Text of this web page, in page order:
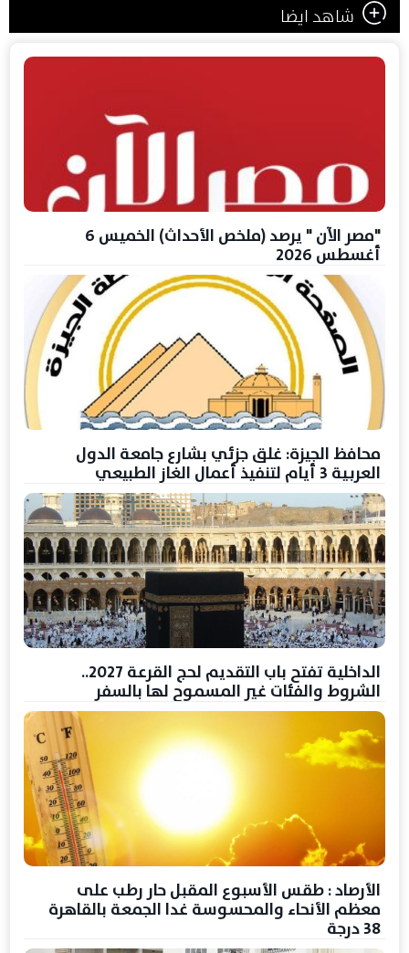
شاهد ايضا
"مصر الآن " يرصد (ملخص الأحداث) الخميس 6
أغسطس 2026
محافظ الجيزة: غلق جزئي بشارع جامعة الدول
العربية 3 أيام لتنفيذ أعمال الغاز الطبيعي
الداخلية تفتح باب التقديم لحج القرعة 2027..
الشروط والفئات غير المسموح لها بالسفر
الأرصاد : طقس الأسبوع المقبل حار رطب على
معظم الأنحاء والمحسوسة غدا الجمعة بالقاهرة
38 درجة